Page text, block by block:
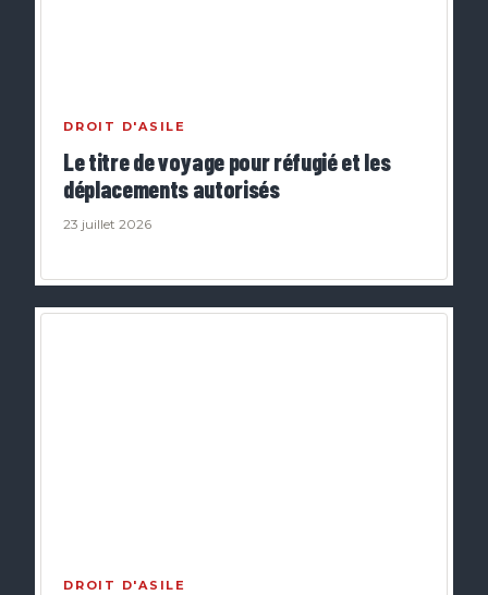
DROIT D'ASILE
Le titre de voyage pour réfugié et les
déplacements autorisés
23 juillet 2026
DROIT D'ASILE